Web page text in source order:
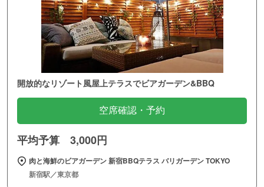
開放的なリゾート風屋上テラスでビアガーデン&BBQ
空席確認・予約
平均予算 3,000円
肉と海鮮のビアガーデン 新宿BBQテラス バリガーデン TOKYO
新宿駅／東京都